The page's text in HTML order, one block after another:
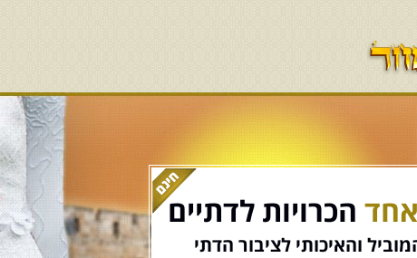
הכרויות לדתיים
והאיכותי לציבור הדתי